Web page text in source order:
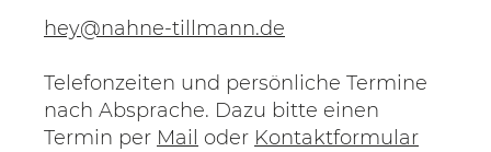
hey@nahne-tillmann.de
Telefonzeiten und persönliche Termine
nach Absprache. Dazu bitte einen
Termin per Mail oder Kontaktformular